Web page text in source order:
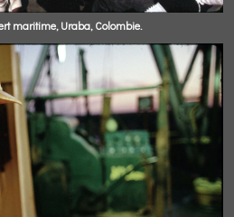
maritime, Uraba, Colombie.